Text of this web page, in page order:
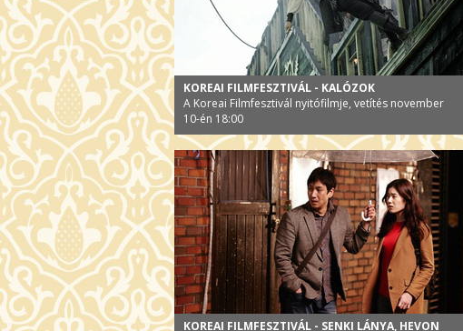
KOREAI FILMFESZTIVÁL - KALÓZOK
A Koreai Filmfesztivál nyitófilmje, vetítés november
10-én 18:00
KOREAI FILMFESZTIVÁL - SENKI LÁNYA, HEVON